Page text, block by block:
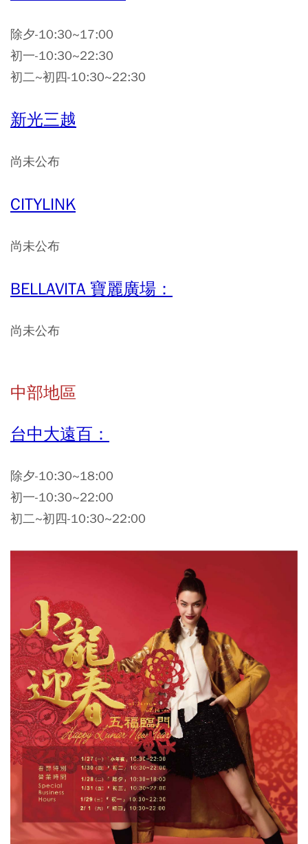
除夕-10:30~17:00
初一-10:30~22:30
初二~初四-10:30~22:30
新光三越
尚未公布
CITYLINK
尚未公布
BELLAVITA 寶麗廣場：
尚未公布
中部地區
台中大遠百：
除夕-10:30~18:00
初一-10:30~22:00
初二~初四-10:30~22:00